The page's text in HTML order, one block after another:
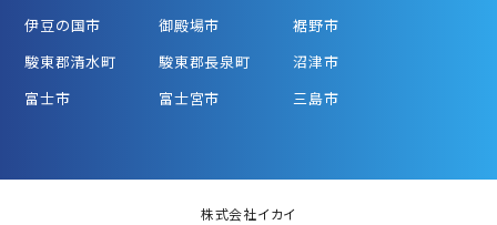
伊豆の国市
御殿場市
裾野市
駿東郡清水町
駿東郡長泉町
沼津市
富士市
富士宮市 三島市
株式会社イカイ